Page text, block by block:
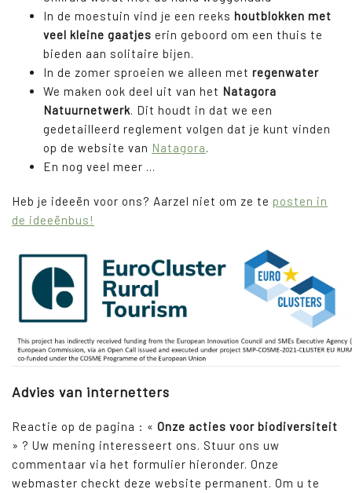
In de moestuin vind je een reeks houtblokken met
veel kleine gaatjes erin geboord om een thuis te
bieden aan solitaire bijen.
In de zomer sproeien we alleen met regenwater
We maken ook deel uit van het Natagora
Natuurnetwerk. Dit houdt in dat we een
gedetailleerd reglement volgen dat je kunt vinden
op de website van Natagora.
En nog veel meer ...
Heb je ideeën voor ons? Aarzel niet om ze te posten in
de ideeënbus!
Advies van internetters
Reactie op de pagina : « Onze acties voor biodiversiteit
» ? Uw mening interesseert ons. Stuur ons uw
commentaar via het formulier hieronder. Onze
webmaster checkt deze website permanent. Om u te